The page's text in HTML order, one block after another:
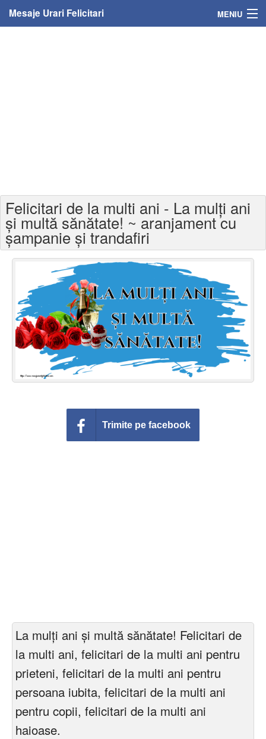
Mesaje Urari Felicitari MENIU
Felicitari varsta
Felicitari zilele anului
Felicitari zile saptamana
Felicitari muzicale
Felicitari muzicale personalizate
Felicitari animate
Invitatii personalizate
Felicitari de la multi ani - La mulți ani
și multă sănătate! ~ aranjament cu
șampanie și trandafiri
Trimite pe facebook
La mulți ani și multă sănătate! Felicitari de
la multi ani, felicitari de la multi ani pentru
prieteni, felicitari de la multi ani pentru
persoana iubita, felicitari de la multi ani
pentru copii, felicitari de la multi ani
haioase.